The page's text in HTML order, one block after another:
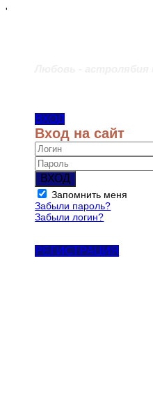
'
ВХОД
Вход на сайт
ВХОД
Запомнить меня
Забыли пароль?
Забыли логин?
РЕГИСТРАЦИЯ